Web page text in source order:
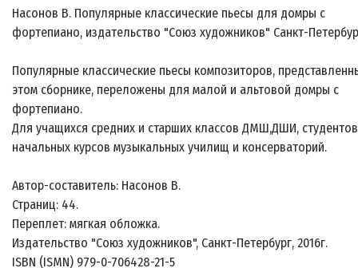
Насонов В. Популярные классические пьесы для домры с
фортепиано, издательство "Союз художников" Санкт-
Популярные классические пьесы композиторов,
этом сборнике, переложены для малой и альтовой домры с
фортепиано.
Для учащихся средних и старших классов ДМШ,ДШИ, студентов
начальных курсов музыкальных училищ и консерваторий.
Автор-составитель: Насонов В.
Страниц: 44.
Переплет: мягкая обложка.
Издательство "Союз художников", Санкт-Петербург, 2016г.
ISBN (ISMN) 979-0-706428-21-5